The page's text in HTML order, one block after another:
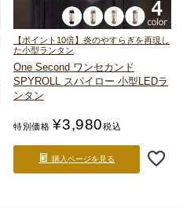
【ポイント10倍】炎のやすらぎを再現し
た小型ランタン
One Second ワンセカンド
SPYROLL スパイロー 小型LEDラ
ンタン
特別価格 ¥3,980税込
購入ページを見る